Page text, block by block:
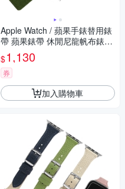
Apple Watch / 蘋果手錶替用錶
帶 蘋果錶帶 休閒尼龍帆布錶帶
綠色
$1,130
券
加入購物車